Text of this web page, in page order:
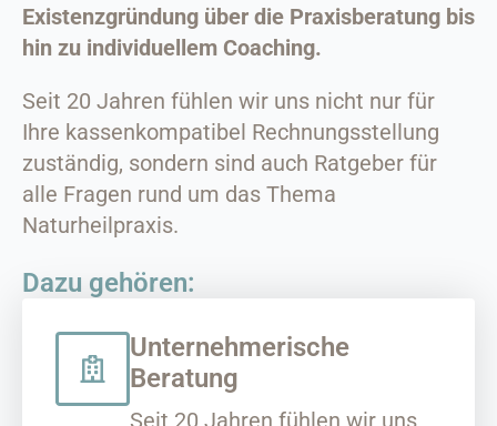
Existenzgründung über die Praxisberatung bis
hin zu individuellem Coaching.
Seit 20 Jahren fühlen wir uns nicht nur für
Ihre kassenkompatibel Rechnungsstellung
zuständig, sondern sind auch Ratgeber für
alle Fragen rund um das Thema
Naturheilpraxis.
Dazu gehören:
Unternehmerische
Beratung
Seit 20 Jahren fühlen wir uns